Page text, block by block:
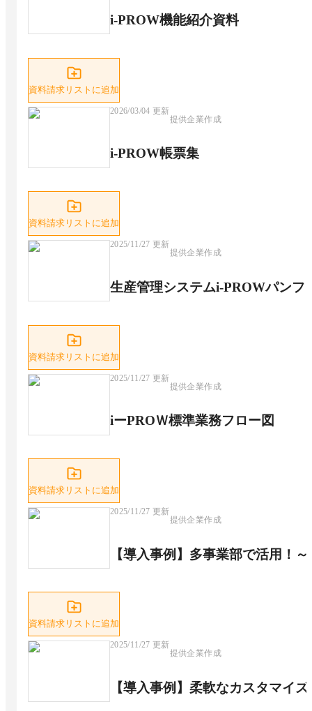
i-PROW機能紹介資料
資料請求リストに追加
2026/03/04 更新
提供企業作成
i-PROW帳票集
資料請求リストに追加
2025/11/27 更新
提供企業作成
生産管理システムi-PROWパンフ
資料請求リストに追加
2025/11/27 更新
提供企業作成
iーPROＷ標準業務フロー図
資料請求リストに追加
2025/11/27 更新
提供企業作成
【導入事例】多事業部で活用！
資料請求リストに追加
2025/11/27 更新
提供企業作成
【導入事例】柔軟なカスタマイ